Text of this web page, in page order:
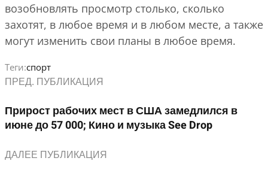
возобновлять просмотр столько, сколько
захотят, в любое время и в любом месте, а также
могут изменить свои планы в любое время.
Теги:спорт
ПРЕД. ПУБЛИКАЦИЯ
Прирост рабочих мест в США замедлился в
июне до 57 000; Кино и музыка See Drop
ДАЛЕЕ ПУБЛИКАЦИЯ